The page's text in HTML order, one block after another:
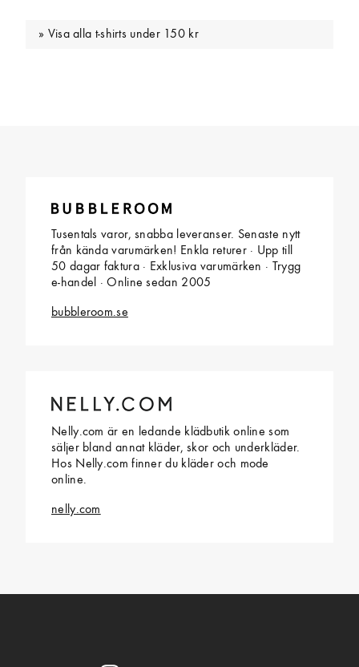
Visa alla t-shirts under 150 kr
Tusentals varor, snabba leveranser. Senaste nytt
från kända varumärken! Enkla returer · Upp till
50 dagar faktura · Exklusiva varumärken · Trygg
e-handel · Online sedan 2005
bubbleroom.se
Nelly.com är en ledande klädbutik online som
säljer bland annat kläder, skor och underkläder.
Hos Nelly.com finner du kläder och mode
online.
nelly.com